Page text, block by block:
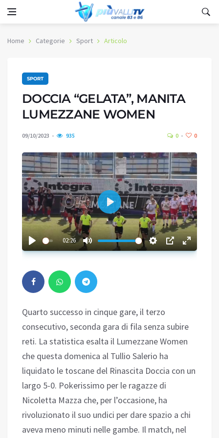
Home Categorie Sport Articolo
SPORT
DOCCIA “GELATA”, MANITA
LUMEZZANE WOMEN
09/10/2023 935 0 0
02:26
Play
Quarto successo in cinque gare, il terzo
consecutivo, seconda gara di fila senza subire
reti. La statistica esalta il Lumezzane Women
che questa domenica al Tullio Salerio ha
liquidato le toscane del Rinascita Doccia con un
largo 5-0. Pokerissimo per le ragazze di
Nicoletta Mazza che, per l’occasione, ha
rivoluzionato il suo undici per dare spazio a chi
aveva meno minuti nelle gambe. Il match, nel